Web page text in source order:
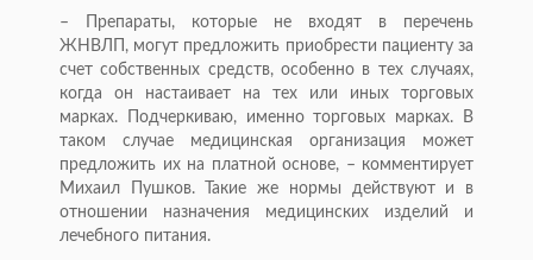
– Препараты, которые не входят в перечень
ЖНВЛП, могут предложить приобрести пациенту за
счет собственных средств, особенно в тех случаях,
когда он настаивает на тех или иных торговых
марках. Подчеркиваю, именно торговых марках. В
таком случае медицинская организация может
предложить их на платной основе, – комментирует
Михаил Пушков. Такие же нормы действуют и в
отношении назначения медицинских изделий и
лечебного питания.